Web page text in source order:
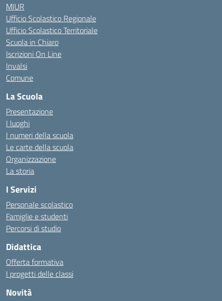
MIUR
Ufficio Scolastico Regionale
Ufficio Scolastico Territoriale
Scuola in Chiaro
Iscrizioni On Line
Invalsi
Comune
La Scuola
Presentazione
I luoghi
I numeri della scuola
Le carte della scuola
Organizzazione
La storia
I Servizi
Personale scolastico
Famiglie e studenti
Percorsi di studio
Didattica
Offerta formativa
I progetti delle classi
Novità